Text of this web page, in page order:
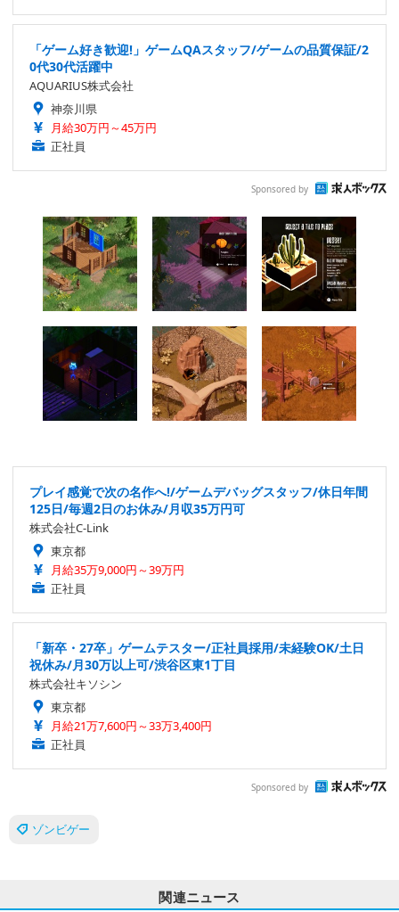
「ゲーム好き歓迎!」ゲームQAスタッフ/ゲームの品質保証/2
0代30代活躍中
AQUARIUS株式会社
神奈川県
月給30万円～45万円
正社員
Sponsored by
プレイ感覚で次の名作へ!/ゲームデバッグスタッフ/休日年間
125日/毎週2日のお休み/月収35万円可
株式会社C-Link
東京都
月給35万9,000円～39万円
正社員
「新卒・27卒」ゲームテスター/正社員採用/未経験OK/土日
祝休み/月30万以上可/渋谷区東1丁目
株式会社キソシン
東京都
月給21万7,600円～33万3,400円
正社員
Sponsored by
ゾンビゲー
関連ニュース